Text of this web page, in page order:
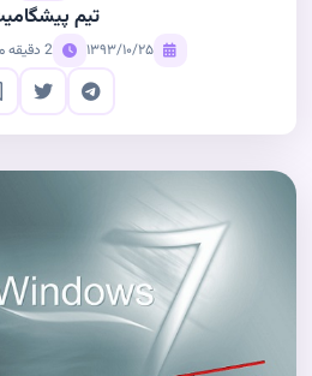
تیم
۱۳۹۳/۱۰/۲۵ 2 دقیقه مطالعه